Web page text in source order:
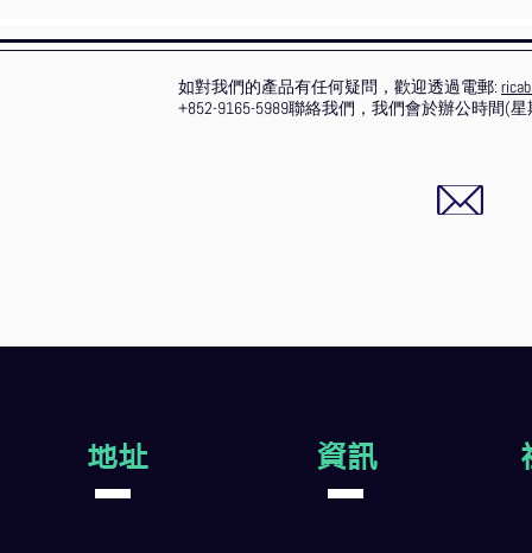
如對我們的產品有任何疑問，歡迎透過電郵:
+852-9165-5989聯絡我們，我們會於辦公時間(
地址 資訊